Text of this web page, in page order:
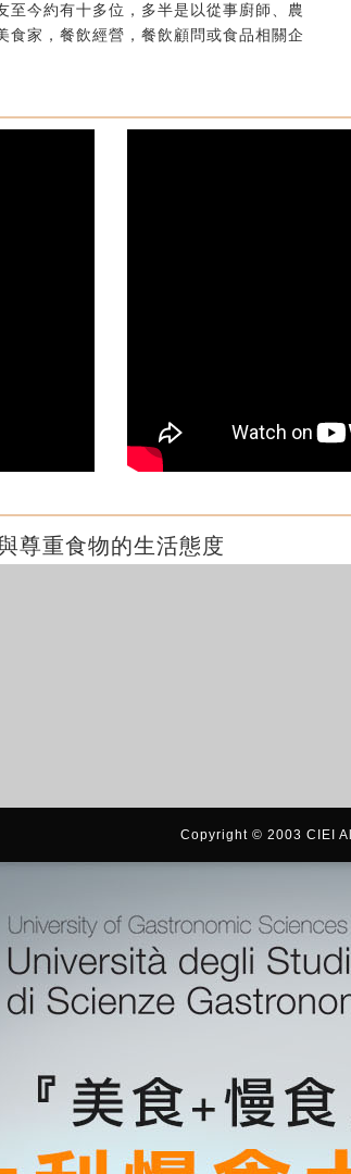
至今約有十多位，多半是以從事廚師、農
食家，餐飲經營，餐飲顧問或食品相關企
尊重食物的生活態度
Copyright © 2003 CIEI